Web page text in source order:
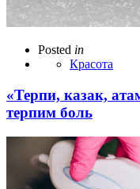
Posted in
Красота
«Терпи, казак,
терпим боль